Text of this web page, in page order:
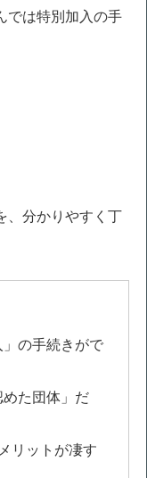
では特別加入の手
、分かりやすく丁
の手続きがで
た団体」だ
リットが凄す